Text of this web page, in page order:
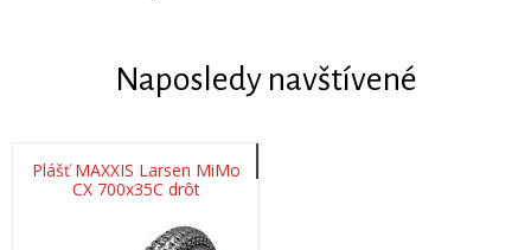
Naposledy navštívené
Plášť MAXXIS Larsen MiMo
CX 700x35C drôt